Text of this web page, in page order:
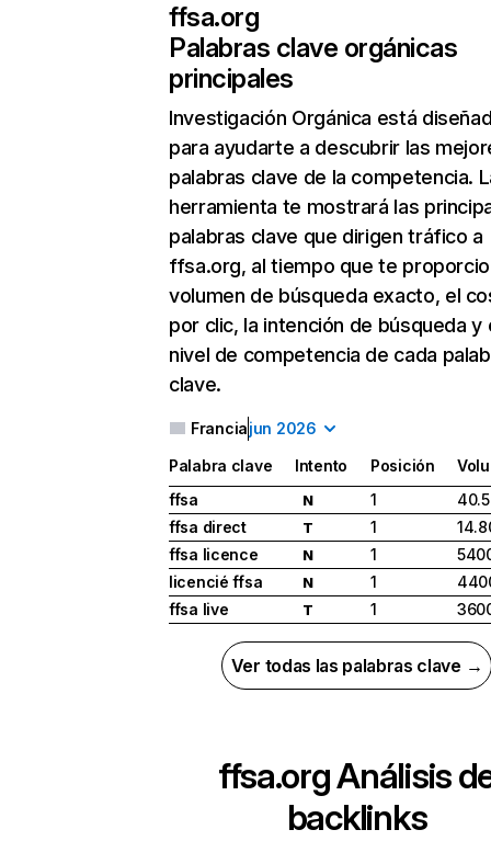
ffsa.org
Palabras clave orgánicas
principales
Investigación Orgánica está
para ayudarte a descubrir las
palabras clave de la competencia.
herramienta te mostrará las
palabras clave que dirigen tráfico a
ffsa.org, al tiempo que te
volumen de búsqueda exacto, el
por clic, la intención de búsqueda y
nivel de competencia de cada
clave.
Franciajun 2026
Palabra clave Intento Posición
ffsa
N 1
ffsa direct
T 1
ffsa licence
N 1
licencié ffsa
N 1
ffsa live
T 1
Ver todas las palabras clave →
ffsa.orgAnálisis
backlinks